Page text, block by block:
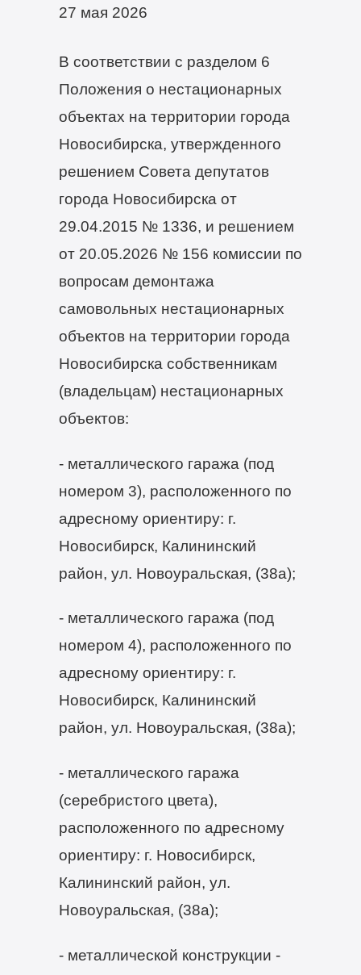
27 мая 2026
В соответствии с разделом 6
Положения о нестационарных
объектах на территории города
Новосибирска, утвержденного
решением Совета депутатов
города Новосибирска от
29.04.2015 № 1336, и решением
от 20.05.2026 № 156 комиссии по
вопросам демонтажа
самовольных нестационарных
объектов на территории города
Новосибирска собственникам
(владельцам) нестационарных
объектов:
- металлического гаража (под
номером 3), расположенного по
адресному ориентиру: г.
Новосибирск, Калининский
район, ул. Новоуральская, (38а);
- металлического гаража (под
номером 4), расположенного по
адресному ориентиру: г.
Новосибирск, Калининский
район, ул. Новоуральская, (38а);
- металлического гаража
(серебристого цвета),
расположенного по адресному
ориентиру: г. Новосибирск,
Калининский район, ул.
Новоуральская, (38а);
- металлической конструкции -